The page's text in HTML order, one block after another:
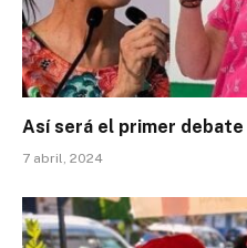
Así será el primer
7 abril, 2024